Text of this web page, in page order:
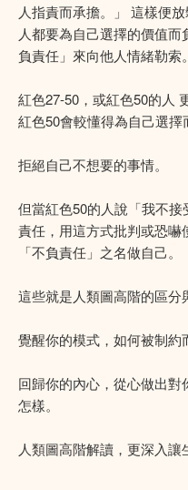
人指責而承擔。」 這樣便
人都要為自己選擇的價值
負責任」來向他人情緒勒索。
紅色27-50，或紅色50的人
紅色50會較懂得為自己選擇
拒絕自己不想要的事情。
但當紅色50的人說「我不
責任，用這方式批判或恐
「不負責任」之名做自己。
這些就是人類圖高階的區分
覺醒你的模式，如何被制約
回歸你的內心，從心做出
怎樣。
人類圖高階解讀，更深入讓